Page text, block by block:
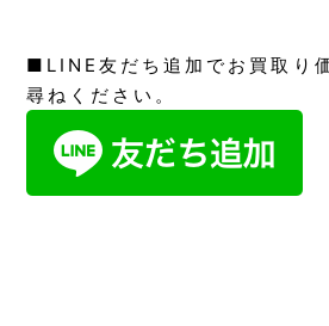
■LINE友だち追加でお買取り
尋ねください。